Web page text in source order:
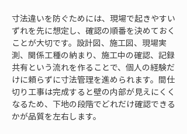
寸法違いを防ぐためには、現場で起きやすい
ずれを先に想定し、確認の順番を決めておく
ことが大切です。設計図、施工図、現場実
測、関係工種の納まり、施工中の確認、記録
共有という流れを作ることで、個人の経験だ
けに頼らずに寸法管理を進められます。間仕
切り工事は完成すると壁の内部が見えにくく
なるため、下地の段階でどれだけ確認できる
かが品質を左右します。